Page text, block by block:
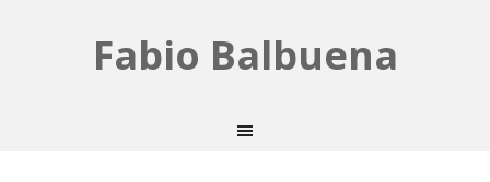
Fabio Balbuena